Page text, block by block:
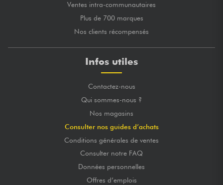
Ventes intra-communautaires
Plus de 700 marques
Nos clients récompensés
Infos utiles
Contactez-nous
Qui sommes-nous ?
Nos magasins
Consulter nos guides d’achats
Conditions générales de ventes
Consulter notre FAQ
Données personnelles
Offres d’emplois